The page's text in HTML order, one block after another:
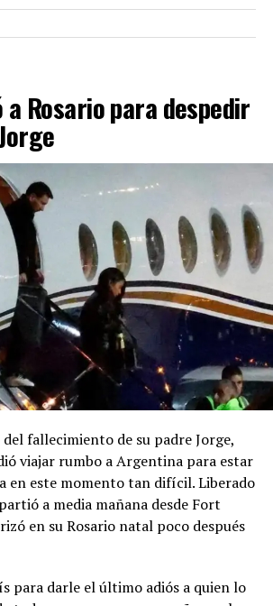
Rosario para despedir
fallecimiento de su padre Jorge,
viajar rumbo a Argentina para estar
en este momento tan difícil. Liberado
a media mañana desde Fort
en su Rosario natal poco después
para darle el último adiós a quien lo